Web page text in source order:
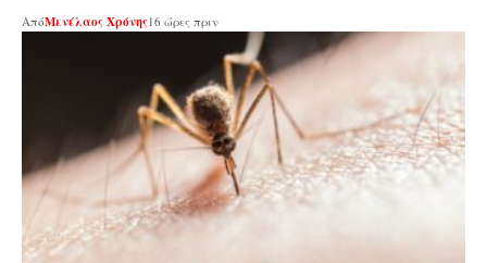
ΑπόΜενέλαος Χρόνης16 ώρες πριν